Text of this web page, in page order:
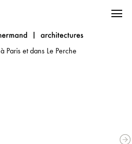
Paris et dans Le Perche